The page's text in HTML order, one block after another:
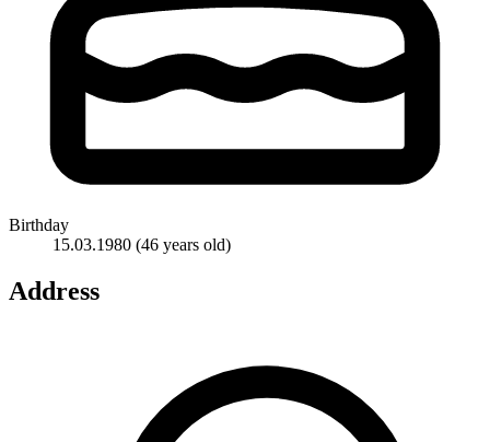
Birthday
15.03.1980 (46 years old)
Address